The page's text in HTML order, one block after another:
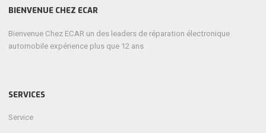
BIENVENUE CHEZ ECAR
Bienvenue Chez ECAR un des leaders de réparation électronique
automobile expérience plus que 12 ans
SERVICES
Service